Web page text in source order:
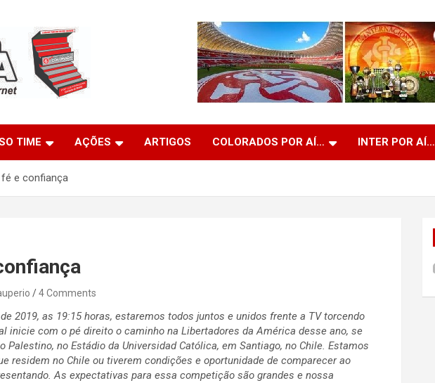
TIME AÇÕES ARTIGOS COLORADOS POR AÍ… INTER POR AÍ…
fé e confiança
4 Comments
2019, as 19:15 horas, estaremos todos juntos e unidos frente a TV torcendo
inicie com o pé direito o caminho na Libertadores da América desse ano, se
no Estádio da Universidad Católica, em Santiago, no Chile. Estamos
residem no Chile ou tiverem condições e oportunidade de comparecer ao
As expectativas para essa competição são grandes e nossa